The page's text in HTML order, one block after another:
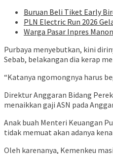
Buruan Beli Tiket Early
PLN Electric Run 2026
Warga Pasar Inpres
Purbaya menyebutkan, kini
Sebab, belakangan dia kerap
“Katanya ngomongnya harus
Direktur Anggaran Bidang
menaikkan gaji ASN pada
Anak buah Menteri Keuangan
tidak memuat akan adanya
Oleh karenanya, Kemenkeu